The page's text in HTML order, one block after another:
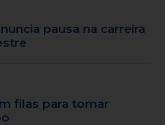
pausa na carreira
filas para tomar